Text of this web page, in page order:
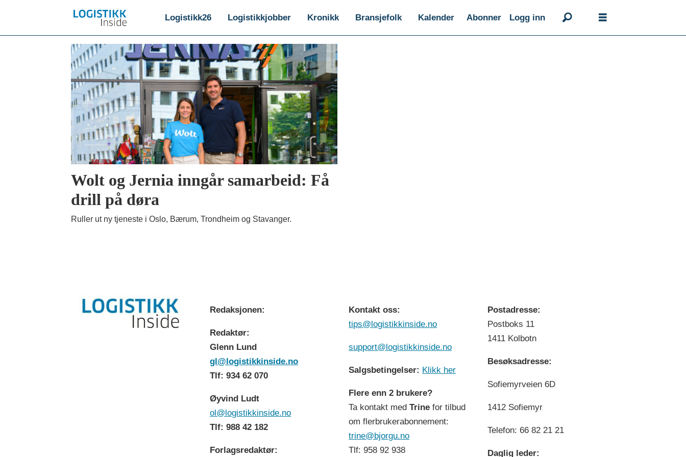
Logistikk26 Logistikkjobber Kronikk Bransjefolk Kalender Abonner Logg inn
Wolt og Jernia inngår samarbeid: Få
drill på døra
Ruller ut ny tjeneste i Oslo, Bærum, Trondheim og Stavanger.
Redaksjonen:
Redaktør:
Glenn Lund
gl@logistikkinside.no
Tlf: 934 62 070
Øyvind Ludt
ol@logistikkinside.no
Tlf: 988 42 182
Forlagsredaktør:
Kontakt oss:
tips@logistikkinside.no
support@logistikkinside.no
Salgsbetingelser: Klikk her
Flere enn 2 brukere?
Ta kontakt medTrine for tilbud
om flerbrukerabonnement:
trine@bjorgu.no
Tlf: 958 92 938
Postadresse:
Postboks 11
1411 Kolbotn
Besøksadresse:
Sofiemyrveien 6D
1412 Sofiemyr
Telefon: 66 82 21 21
Daglig leder: